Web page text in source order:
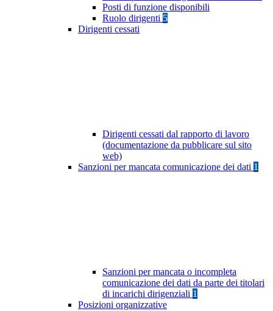
Posti di funzione disponibili
Ruolo dirigenti 5
Dirigenti cessati
Dirigenti cessati dal rapporto di lavoro
(documentazione da pubblicare sul sito
web)
Sanzioni per mancata comunicazione dei dati 1
Sanzioni per mancata o incompleta
comunicazione dei dati da parte dei titolari
di incarichi dirigenziali 1
Posizioni organizzative